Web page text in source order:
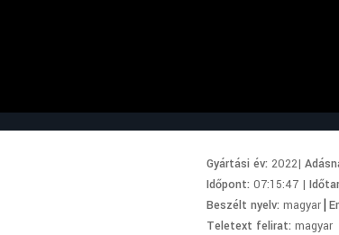
Gyártási év:2022|
Időpont:07:15:47 |
Beszélt nyelv:magyar|
Teletext felirat:magyar